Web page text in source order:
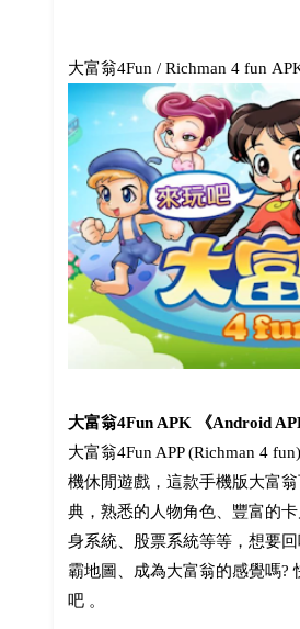
大富翁4Fun / Richman 4 fun
大富翁4Fun APK 《Android
大富翁4Fun APP (Richman 4
機休閒遊戲，這款手機版大富
典，熟悉的人物角色、豐富的
身系統、股票系統等等，想要
霸地圖、成為大富翁的感覺嗎?
吧 。